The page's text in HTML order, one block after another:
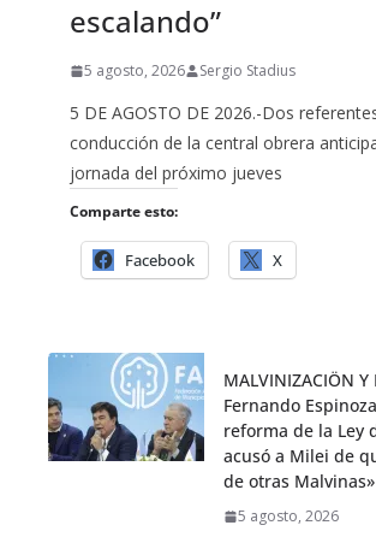
escalando”
5 agosto, 2026 Sergio Stadius
5 DE AGOSTO DE 2026.-Dos
conducción de la central obrera
jornada del próximo jueves
Comparte esto:
Facebook X
MALVINIZACIÖN Y
Fernando
reforma de la Ley
acusó a Milei de
de otras
5 agosto, 2026